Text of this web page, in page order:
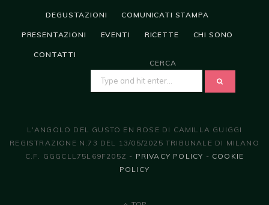
DEGUSTAZIONI COMUNICATI STAMPA
PRESENTAZIONI EVENTI RICETTE CHI SONO
CONTATTI
CERCA
L'ANGOLO DEL GUSTO EN ROSE DI CAMILLA GUIGGI
REGISTRAZIONE N.73 DEL 13/05/2025 TRIBUNALE DI MILANO
C.F. GGGCLL75L69F205Z - PRIVACY POLICY - COOKIE
POLICY